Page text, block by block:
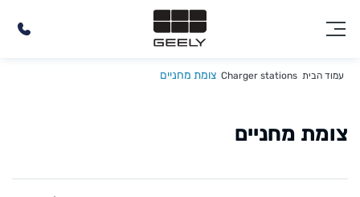
עמוד הבית Charger stations צומת מחניים
צומת מחניים